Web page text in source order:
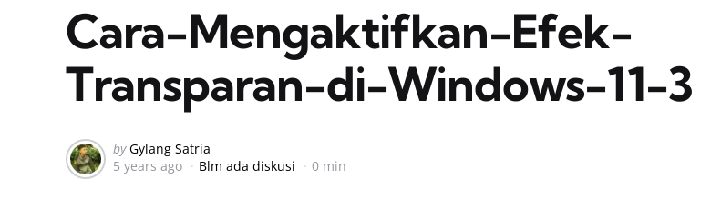
Cara-Mengaktifkan-Efek-
Transparan-di-Windows-11-3
Posted
by
by Gylang Satria
5 years ago
Blm ada diskusi 0 min